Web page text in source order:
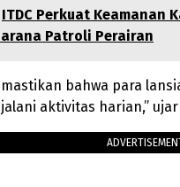
ITDC Perkuat Keamanan
Patroli Perairan
bahwa para
aktivitas harian,”